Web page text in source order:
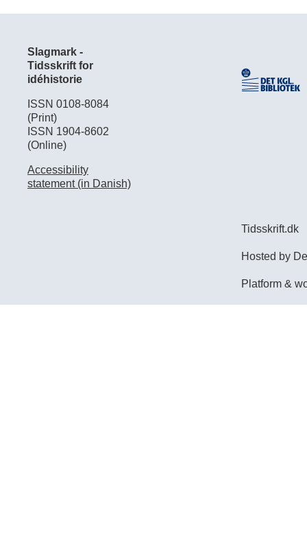
Slagmark -
Tidsskrift for
idéhistorie
ISSN 0108-8084
(Print)
ISSN 1904-8602
(Online)
Accessibility
statement (in Danish)